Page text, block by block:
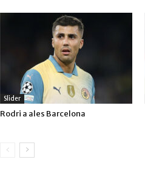
Slider
Rodri a ales Barcelona